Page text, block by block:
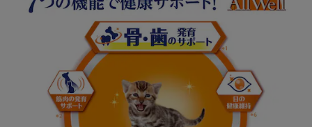
避妊･去勢した猫の体重ケア 筋肉の健康維持用 フィッシュ味
挽き小魚とささみフリーズドライパウダー入り
・筋肉の健康維持に配慮
・避妊・去勢した猫の体重ケア
ひざ･関節の健康維持用 フィッシュ味挽き小魚とささみ フリ
ーズドライパウダー入り
・ひざ・関節の健康維持に配慮。DHA配合、EPA含有